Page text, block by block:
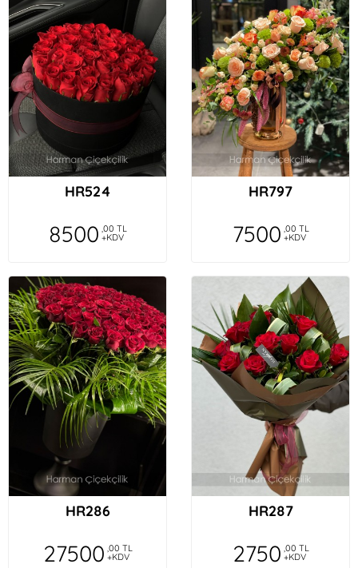
HR524
8500 ,00 TL
+KDV
HR797
7500 ,00 TL
+KDV
HR286
27500 ,00 TL
+KDV
HR287
2750 ,00 TL
+KDV